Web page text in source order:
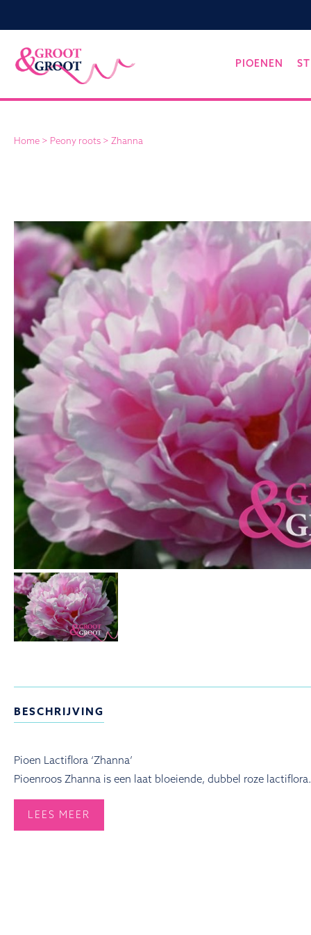
Groot&Groot
Skip
content
PIOENEN
Home > Peony roots > Zhanna
BESCHRIJVING
Pioen Lactiflora ‘Zhanna’
Pioenroos Zhanna is een laat bloeiende, dubbel roze lactiflora.
LEES MEER